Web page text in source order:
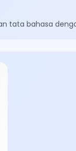
tata bahasa